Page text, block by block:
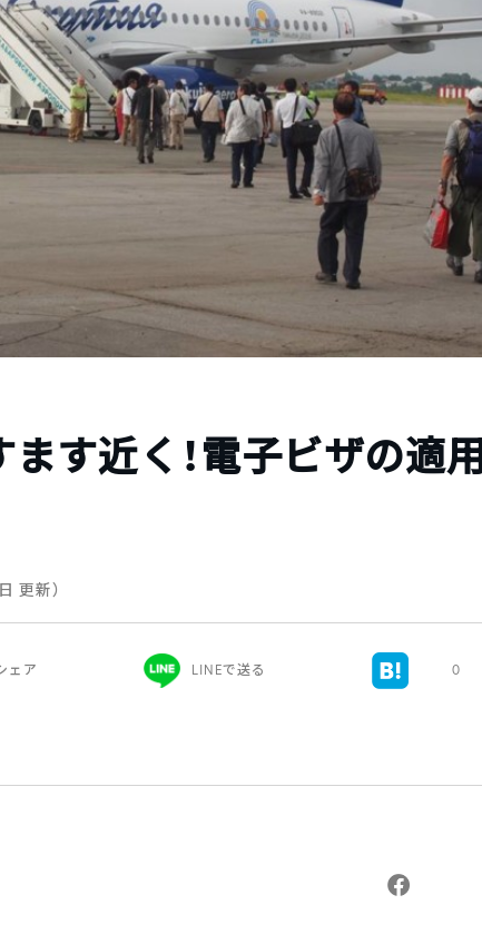
す近く！電子ビザの適
更新）
ェア LINEで送る 0